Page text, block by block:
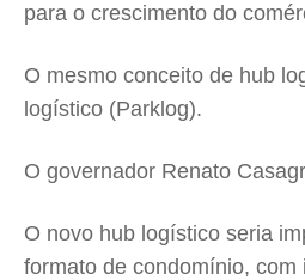
para o crescimento do
O mesmo conceito de hub
logístico (Parklog).
O governador Renato
O novo hub logístico seria
formato de condomínio,